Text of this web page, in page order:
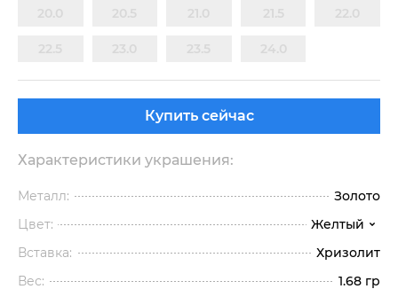
Купить сейчас
Характеристики украшения:
Металл:
Золото
Цвет:
Желтый
Вставка:
Хризолит
Вес:
1.68 гр